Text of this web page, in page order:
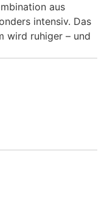
aus
intensiv. Das
wird ruhiger – und